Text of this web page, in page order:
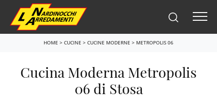
HOME > CUCINE > CUCINE MODERNE > METROPOLIS 06
Cucina Moderna Metropolis
06 di Stosa